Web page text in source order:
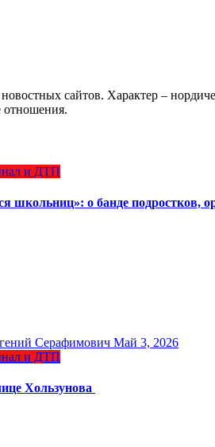
сайтов. Характер –
и ДТП
школьниц»: о банде
Серафимович Май 3, 2026
и ДТП
Хользунова